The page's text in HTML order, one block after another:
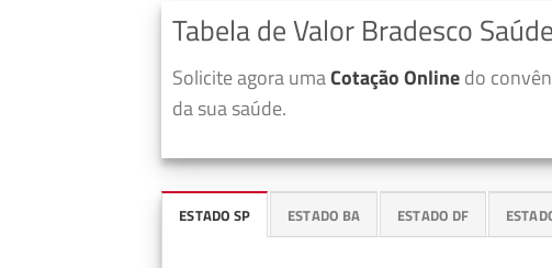
Tabela de Valor Bradesco
Solicite agora umaCotação Onlinedo
da sua saúde.
ESTADO SP ESTADO BA ESTADO DF